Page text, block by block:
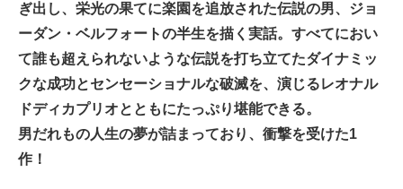
ぎ出し、栄光の果てに楽園を追放された伝説の男、ジョ
ーダン・ベルフォートの半生を描く実話。すべてにおい
て誰も超えられないような伝説を打ち立てたダイナミッ
クな成功とセンセーショナルな破滅を、演じるレオナル
ドディカプリオとともにたっぷり堪能できる。
男だれもの人生の夢が詰まっており、衝撃を受けた1
作！